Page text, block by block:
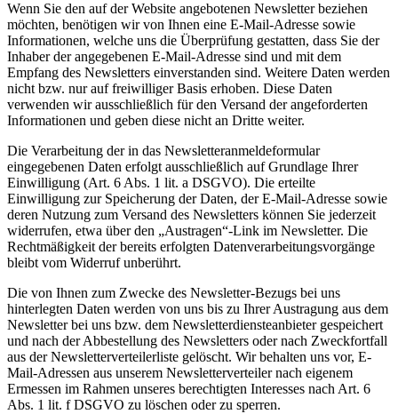
Wenn Sie den auf der Website angebotenen Newsletter beziehen
möchten, benötigen wir von Ihnen eine E-Mail-Adresse sowie
Informationen, welche uns die Überprüfung gestatten, dass Sie der
Inhaber der angegebenen E-Mail-Adresse sind und mit dem
Empfang des Newsletters einverstanden sind. Weitere Daten werden
nicht bzw. nur auf freiwilliger Basis erhoben. Diese Daten
verwenden wir ausschließlich für den Versand der angeforderten
Informationen und geben diese nicht an Dritte weiter.
Die Verarbeitung der in das Newsletteranmeldeformular
eingegebenen Daten erfolgt ausschließlich auf Grundlage Ihrer
Einwilligung (Art. 6 Abs. 1 lit. a DSGVO). Die erteilte
Einwilligung zur Speicherung der Daten, der E-Mail-Adresse sowie
deren Nutzung zum Versand des Newsletters können Sie jederzeit
widerrufen, etwa über den „Austragen“-Link im Newsletter. Die
Rechtmäßigkeit der bereits erfolgten Datenverarbeitungsvorgänge
bleibt vom Widerruf unberührt.
Die von Ihnen zum Zwecke des Newsletter-Bezugs bei uns
hinterlegten Daten werden von uns bis zu Ihrer Austragung aus dem
Newsletter bei uns bzw. dem Newsletterdiensteanbieter gespeichert
und nach der Abbestellung des Newsletters oder nach Zweckfortfall
aus der Newsletterverteilerliste gelöscht. Wir behalten uns vor, E-
Mail-Adressen aus unserem Newsletterverteiler nach eigenem
Ermessen im Rahmen unseres berechtigten Interesses nach Art. 6
Abs. 1 lit. f DSGVO zu löschen oder zu sperren.